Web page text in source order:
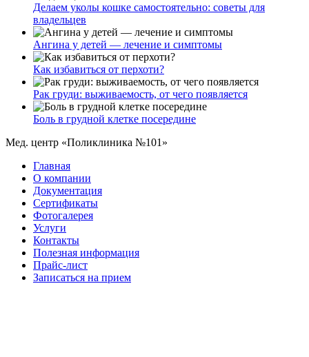
Делаем уколы кошке самостоятельно: советы для
владельцев
Ангина у детей — лечение и симптомы
Как избавиться от перхоти?
Рак груди: выживаемость, от чего появляется
Боль в грудной клетке посередине
Мед. центр «Поликлиника №101»
Главная
О компании
Документация
Сертификаты
Фотогалерея
Услуги
Контакты
Полезная информация
Прайс-лист
Записаться на прием